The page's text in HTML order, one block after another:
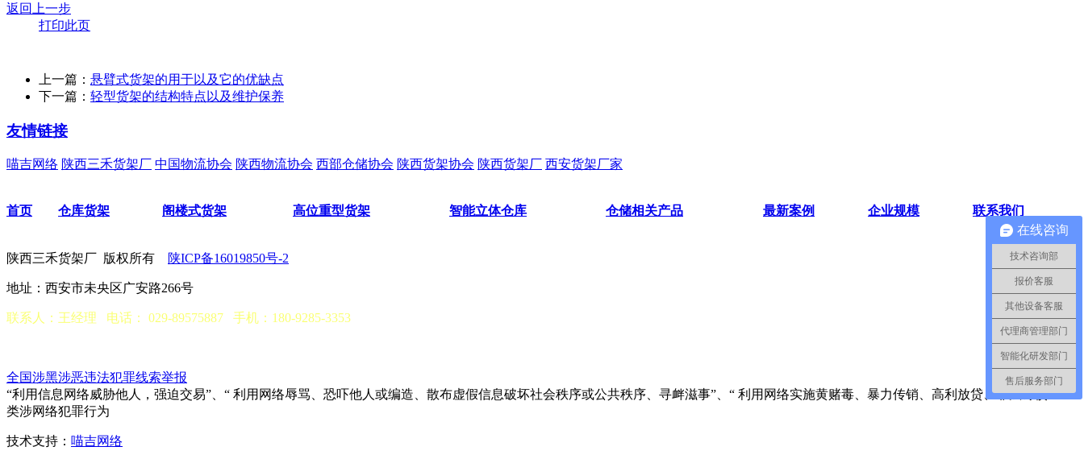
返回上一步
打印此页
上一篇： 悬臂式货架的用于以及它的优缺点
下一篇： 轻型货架的结构特点以及维护保养
友情链接
喵吉网络 陕西三禾货架厂 中国物流协会 陕西物流协会 西部仓储协会 陕西货架协会 陕西货架厂 西安货架厂家
首页 仓库货架 阁楼式货架 高位重型货架 智能立体仓库 仓储相关产品 最新案例 企业规模 联系我们
陕西三禾货架厂 版权所有 陕ICP备16019850号-2
地址：西安市未央区广安路266号
联系人：王经理 电话： 029-89575887 手机：180-9285-3353
全国涉黑涉恶违法犯罪线索举报
“利用信息网络威胁他人，强迫交易”、“ 利用网络辱骂、恐吓他人或编造、散布虚假信息破坏社会秩序或公共秩序、寻衅滋事”、“ 利用网络实施黄赌毒、暴力传销、高利放贷、非法讨债”三
类涉网络犯罪行为
技术支持： 喵吉网络
在线咨询
技术咨询部
报价客服
其他设备客服
代理商管理部门
智能化研发部门
售后服务部门